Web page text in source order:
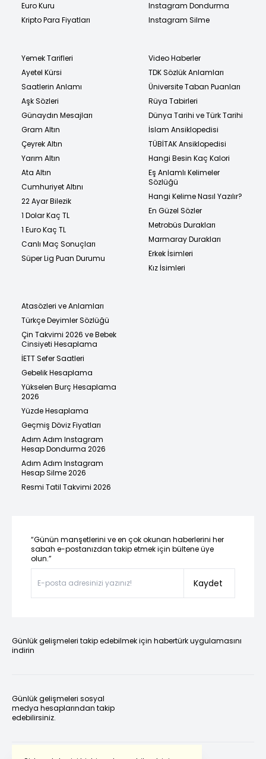
Euro Kuru
Kripto Para Fiyatları
Instagram Dondurma
Instagram Silme
Yemek Tarifleri
Ayetel Kürsi
Saatlerin Anlamı
Aşk Sözleri
Günaydın Mesajları
Gram Altın
Çeyrek Altın
Yarım Altın
Ata Altın
Cumhuriyet Altını
22 Ayar Bilezik
1 Dolar Kaç TL
1 Euro Kaç TL
Canlı Maç Sonuçları
Süper Lig Puan Durumu
Video Haberler
TDK Sözlük Anlamları
Üniversite Taban Puanları
Rüya Tabirleri
Dünya Tarihi ve Türk Tarihi
İslam Ansiklopedisi
TÜBİTAK Ansiklopedisi
Hangi Besin Kaç Kalori
Eş Anlamlı Kelimeler
Sözlüğü
Hangi Kelime Nasıl Yazılır?
En Güzel Sözler
Metrobüs Durakları
Marmaray Durakları
Erkek İsimleri
Kız İsimleri
Atasözleri ve Anlamları
Türkçe Deyimler Sözlüğü
Çin Takvimi 2026 ve Bebek
Cinsiyeti Hesaplama
İETT Sefer Saatleri
Gebelik Hesaplama
Yükselen Burç Hesaplama
2026
Yüzde Hesaplama
Geçmiş Döviz Fiyatları
Adım Adım Instagram
Hesap Dondurma 2026
Adım Adım Instagram
Hesap Silme 2026
Resmi Tatil Takvimi 2026
“Günün manşetlerini ve en çok okunan haberlerini her
sabah e-postanızdan takip etmek için bültene üye
olun.”
Kaydet
Günlük gelişmeleri takip edebilmek için habertürk uygulamasını
indirin
Günlük gelişmeleri sosyal
medya hesaplarından takip
edebilirsiniz.